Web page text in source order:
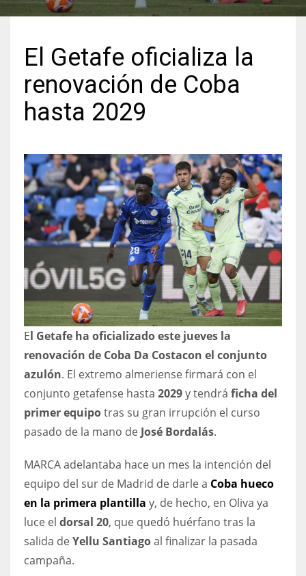
3
ATL
24
IND
34
6
DEN
24
PIT
El Getafe oficializa la
renovación de Coba
hasta 2029
El Getafe ha oficializado este jueves la
renovación de Coba Da Costacon el conjunto
azulón. El extremo almeriense firmará con el
conjunto getafense hasta 2029y tendrá ficha del
primer equipotras su gran irrupción el curso
pasado de la mano de José Bordalás.
MARCA adelantaba hace un mes la intención del
equipo del sur de Madrid de darle a Coba hueco
en la primera plantilla y, de hecho, en Oliva ya
luce el dorsal 20, que quedó huérfano tras la
salida deYellu Santiagoal finalizar la pasada
campaña.